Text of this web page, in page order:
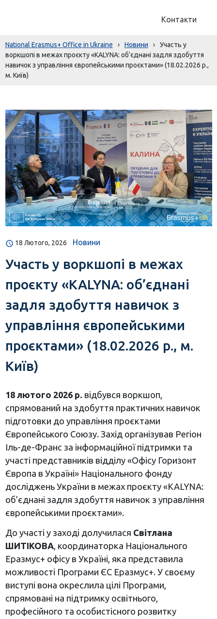
Контакти
National Erasmus+ Office in Ukraine › Новини ›
Участь у
воркшопі в межах проєкту «KALYNA: об’єднані задля здобуття
навичок з управління європейськими проєктами» (18.02.2026 р.,
м. Київ)
18 Лютого, 2026 Новини
Участь у воркшопі в межах
проєкту «KALYNA: об’єднані
задля здобуття навичок з
управління європейськими
проєктами» (18.02.2026 р., м.
Київ)
18 лютого 2026 р. відбувся воркшоп,
спрямований на здобуття практичних навичок
підготовки до управління проєктами
Європейського Союзу. Захід організував Регіон
Іль-де-Франс за інформаційної підтримки та
участі представників відділу «Офісу Горизонт
Європа в Україні» Національного фонду
досліджень України в межах проєкту «KALYNA:
об’єднані задля здобуття навичок з управління
європейськими проєктами».
До участі у заході долучилася Світлана
ШИТІКОВА, координаторка Національного
Еразмус+ офісу в Україні, яка представила
можливості Програми ЄС Еразмус+. У своєму
виступі вона окреслила цілі Програми,
спрямовані на підтримку освітнього,
професійного та особистісного розвитку